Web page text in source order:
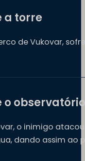
a torre
de Vukovar,
o observatório
o inimigo
dando assim ao